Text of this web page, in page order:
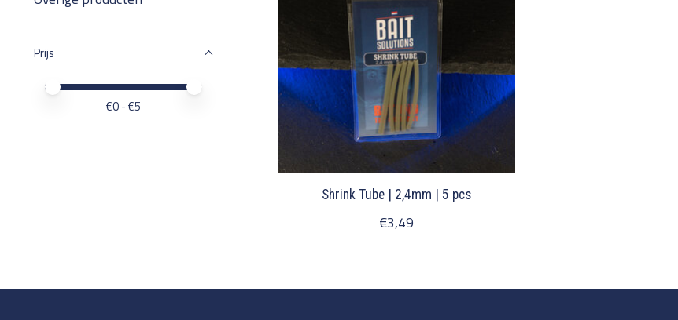
Prijs
Minimale prijswaarde
Price maximum value
€0- €5
Shrink Tube | 2,4mm | 5 pcs
€3,49